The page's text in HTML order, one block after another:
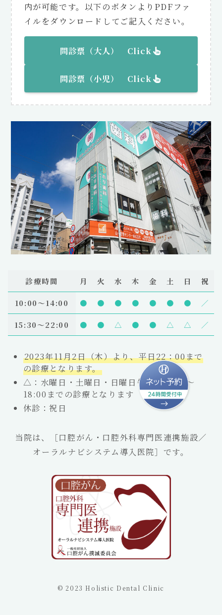
内が可能です。以下のボタンよりPDFファ
イルをダウンロードしてご記入ください。
問診票（大人） Click
問診票（小児） Click
診療時間 月 火 水 木 金 土 日 祝
10:00〜14:00 ● ● ● ● ● ● ● ／
15:30～22:00 ● ● △ ● ● △ △ ／
2023年11月2日（木）より、平日22：00まで
の診療となります。
△：水曜日・土曜日・日曜日午後は15:00～
18:00までの診療となります
休診：祝日
当院は、［口腔がん・口腔外科専門医連携施設／
オーラルナビシステム導入医院］です。
© 2023 Holistic Dental Clinic